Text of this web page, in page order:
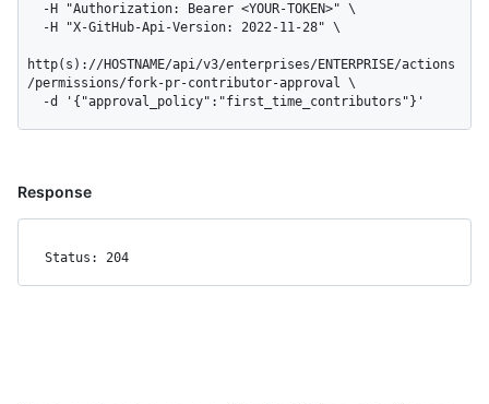
http(s)://HOSTNAME/api/v3/enterprises/ENTERPRISE/actions
/permissions/fork-pr-contributor-approval \
  -d '{"approval_policy":"first_time_contributors"}'
Response
Status: 204